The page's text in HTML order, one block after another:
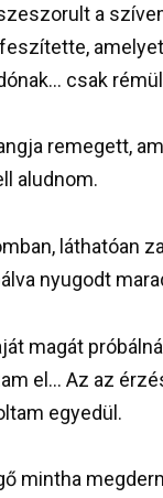
a
csak
remegett,
aludnom.
láthatóan
nyugodt
magát
el… Az az
egyedül.
mintha